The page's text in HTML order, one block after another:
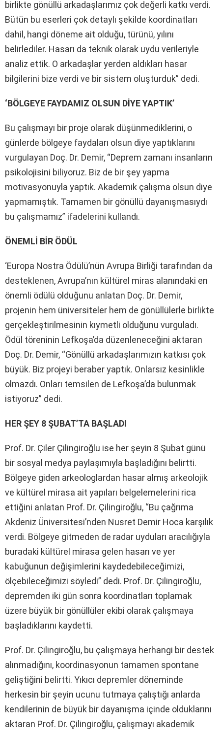
birlikte gönüllü arkadaşlarımız çok değerli katkı verdi.
Bütün bu eserleri çok detaylı şekilde koordinatları
dahil, hangi döneme ait olduğu, türünü, yılını
belirlediler. Hasarı da teknik olarak uydu verileriyle
analiz ettik. O arkadaşlar yerden aldıkları hasar
bilgilerini bize verdi ve bir sistem oluşturduk” dedi.
‘BÖLGEYE FAYDAMIZ OLSUN DİYE YAPTIK’
Bu çalışmayı bir proje olarak düşünmediklerini, o
günlerde bölgeye faydaları olsun diye yaptıklarını
vurgulayan Doç. Dr. Demir, “Deprem zamanı insanların
psikolojisini biliyoruz. Biz de bir şey yapma
motivasyonuyla yaptık. Akademik çalışma olsun diye
yapmamıştık. Tamamen bir gönüllü dayanışmasıydı
bu çalışmamız” ifadelerini kullandı.
ÖNEMLİ BİR ÖDÜL
‘Europa Nostra Ödülü’nün Avrupa Birliği tarafından da
desteklenen, Avrupa’nın kültürel miras alanındaki en
önemli ödülü olduğunu anlatan Doç. Dr. Demir,
projenin hem üniversiteler hem de gönüllülerle birlikte
gerçekleştirilmesinin kıymetli olduğunu vurguladı.
Ödül töreninin Lefkoşa’da düzenleneceğini aktaran
Doç. Dr. Demir, “Gönüllü arkadaşlarımızın katkısı çok
büyük. Biz projeyi beraber yaptık. Onlarsız kesinlikle
olmazdı. Onları temsilen de Lefkoşa’da bulunmak
istiyoruz” dedi.
HER ŞEY 8 ŞUBAT’TA BAŞLADI
Prof. Dr. Çiler Çilingiroğlu ise her şeyin 8 Şubat günü
bir sosyal medya paylaşımıyla başladığını belirtti.
Bölgeye giden arkeologlardan hasar almış arkeolojik
ve kültürel mirasa ait yapıları belgelemelerini rica
ettiğini anlatan Prof. Dr. Çilingiroğlu, “Bu çağrıma
Akdeniz Üniversitesi’nden Nusret Demir Hoca karşılık
verdi. Bölgeye gitmeden de radar uyduları aracılığıyla
buradaki kültürel mirasa gelen hasarı ve yer
kabuğunun değişimlerini kaydedebileceğimizi,
ölçebileceğimizi söyledi” dedi. Prof. Dr. Çilingiroğlu,
depremden iki gün sonra koordinatları toplamak
üzere büyük bir gönüllüler ekibi olarak çalışmaya
başladıklarını kaydetti.
Prof. Dr. Çilingiroğlu, bu çalışmaya herhangi bir destek
alınmadığını, koordinasyonun tamamen spontane
geliştiğini belirtti. Yıkıcı depremler döneminde
herkesin bir şeyin ucunu tutmaya çalıştığı anlarda
kendilerinin de büyük bir dayanışma içinde olduklarını
aktaran Prof. Dr. Çilingiroğlu, çalışmayı akademik